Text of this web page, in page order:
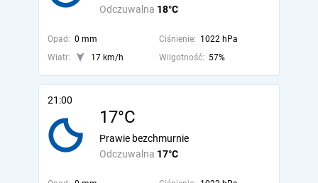
Odczuwalna 18°C
Opad: 0 mm Ciśnienie: 1022 hPa
Wiatr:
17 km/h Wilgotność: 57%
21:00
17°C
Odczuwalna 17°C
Prawie bezchmurnie